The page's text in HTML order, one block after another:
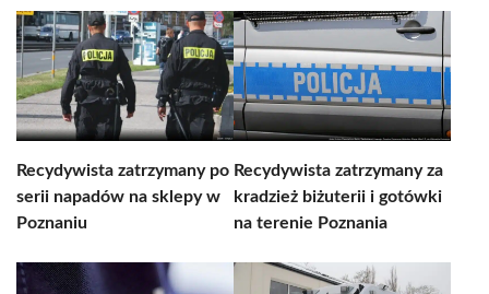
Recydywista zatrzymany po
serii napadów na sklepy w
Poznaniu
Recydywista zatrzymany za
kradzież biżuterii i gotówki
na terenie Poznania